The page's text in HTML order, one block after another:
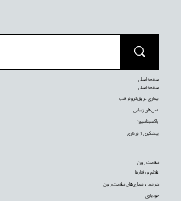
سلامت روان
علائم و رفتارها
شرایط و بیماری‌های سلامت روان
خودیاری
صفحه اصلی
صفحه اصلی
بیماری عروق کرونر قلب
عمل‌های زیبایی
واکسیناسیون
پیشگیری از بارداری